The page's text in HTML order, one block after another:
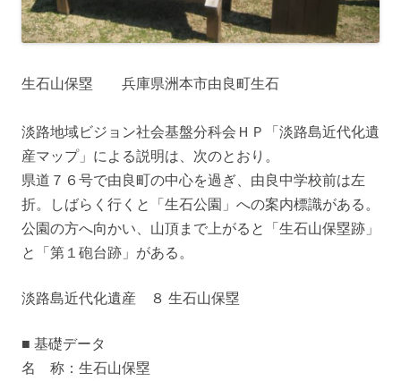
生石山保塁 兵庫県洲本市由良町生石
淡路地域ビジョン社会基盤分科会ＨＰ「淡路島近代化遺
産マップ」による説明は、次のとおり。
県道７６号で由良町の中心を過ぎ、由良中学校前は左
折。しばらく行くと「生石公園」への案内標識がある。
公園の方へ向かい、山頂まで上がると「生石山保塁跡」
と「第１砲台跡」がある。
淡路島近代化遺産 ８ 生石山保塁
■ 基礎データ
名 称：生石山保塁